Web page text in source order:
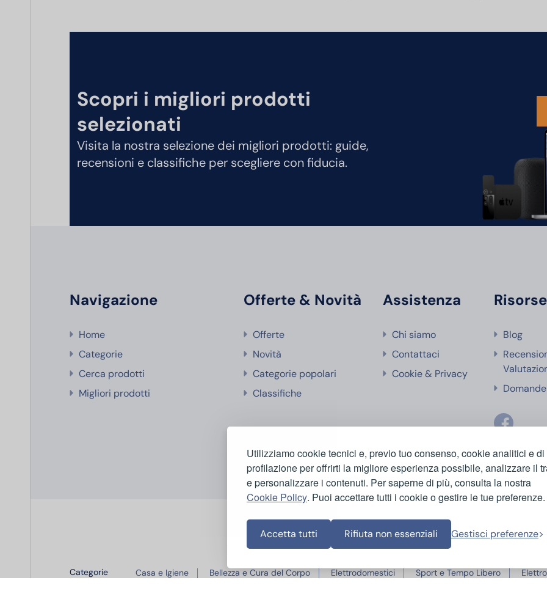
Utilizziamo cookie tecnici e, previo tuo consenso, cookie analitici e di
profilazione per offrirti la migliore esperienza possibile, analizzare il
e personalizzare i contenuti. Per saperne di più, consulta la nostra
Cookie Policy. Puoi accettare tutti i cookie o gestire le tue preferenze.
Accetta tutti Rifiuta non essenziali Gestisci preferenze
Scopri i migliori prodotti
selezionati
Visita la nostra selezione dei migliori prodotti: guide,
recensioni e classifiche per scegliere con fiducia.
Navigazione
Home
Categorie
Cerca prodotti
Migliori prodotti
Offerte & Novità
Offerte
Novità
Categorie popolari
Classifiche
Assistenza
Chi siamo
Contattaci
Cookie & Privacy
Risorse
Blog
Categorie
Casa e Igiene Bellezza e Cura del Corpo Elettrodomestici Sport e Tempo Libero